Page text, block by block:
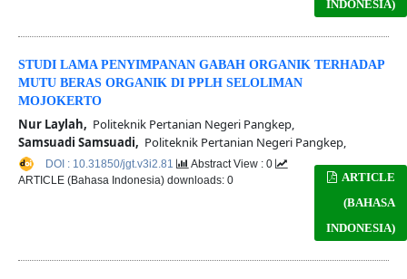
INDONESIA)
STUDI LAMA PENYIMPANAN GABAH ORGANIK TERHADAP
MUTU BERAS ORGANIK DI PPLH SELOLIMAN
MOJOKERTO
Nur Laylah, Politeknik Pertanian Negeri Pangkep,
Samsuadi Samsuadi, Politeknik Pertanian Negeri Pangkep,
ARTICLE
(BAHASA
INDONESIA)
DOI : 10.31850/jgt.v3i2.81
Abstract View : 0
ARTICLE (Bahasa Indonesia) downloads: 0